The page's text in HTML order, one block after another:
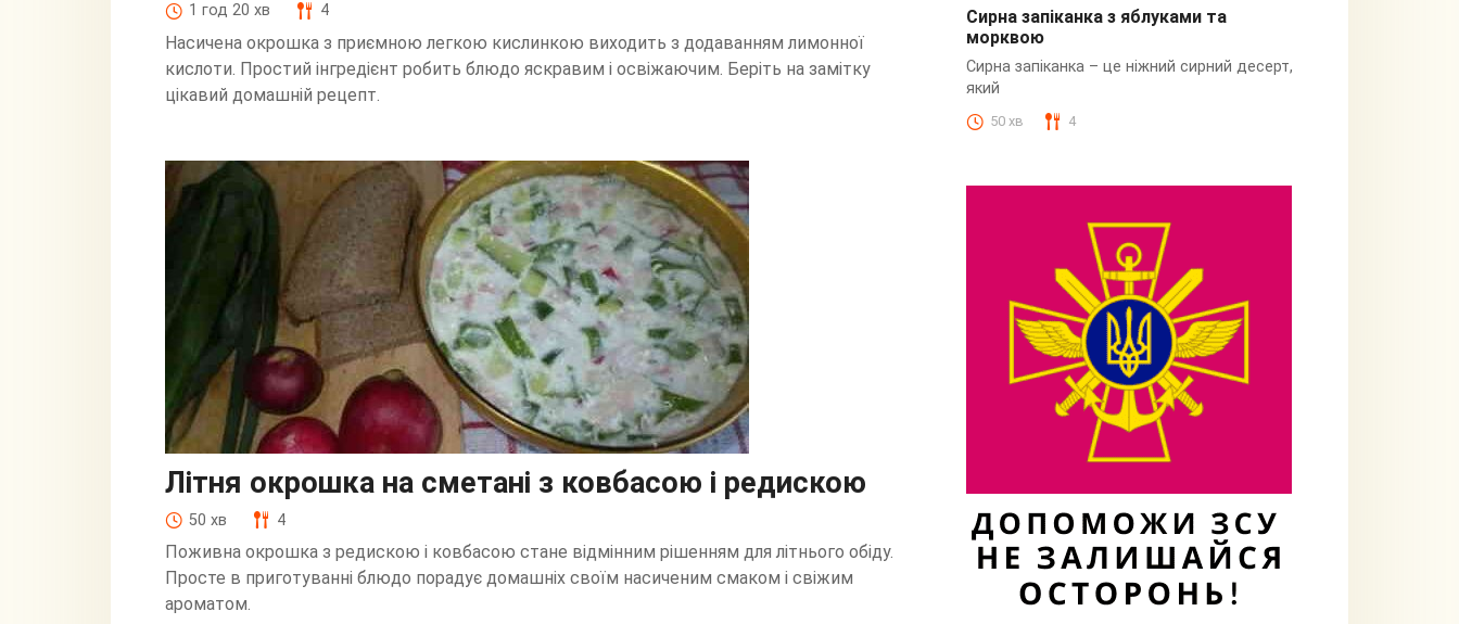
1 год 20 хв 4
Насичена окрошка з приємною легкою кислинкою виходить з додаванням лимонної
кислоти. Простий інгредієнт робить блюдо яскравим і освіжаючим. Беріть на замітку
цікавий домашній рецепт.
Літня окрошка на сметані з ковбасою і редискою
50 хв 4
Поживна окрошка з редискою і ковбасою стане відмінним рішенням для літнього обіду.
Просте в приготуванні блюдо порадує домашніх своїм насиченим смаком і свіжим
ароматом.
Сирна
Сирна запіканка з яблуками та
морквою
Сирна запіканка – це ніжний сирний десерт,
який
50 хв 4